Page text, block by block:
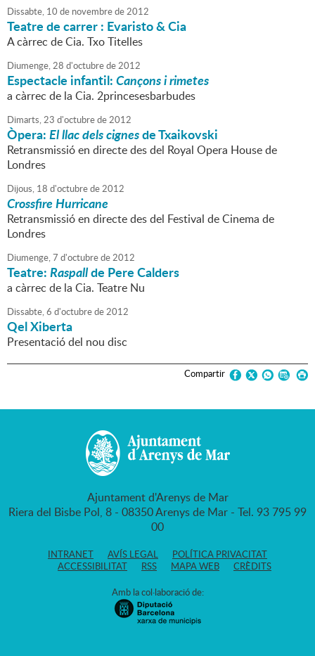
Dissabte, 10 de novembrede2012
Teatre de carrer : Evaristo & Cia
A càrrec de Cia. Txo Titelles
Diumenge,28 d'octubrede2012
Espectacle infantil:Cançons i rimetes
a càrrec de la Cia. 2princesesbarbudes
Dimarts,23 d'octubrede2012
Òpera:El llac dels cignesde Txaikovski
Retransmissió en directe des del Royal Opera House de
Londres
Dijous, 18 d'octubrede2012
Crossfire Hurricane
Retransmissió en directe des del Festival de Cinema de
Londres
Diumenge,7 d'octubrede2012
Teatre:Raspallde Pere Calders
a càrrec de la Cia. Teatre Nu
Dissabte,6 d'octubrede2012
Qel Xiberta
Presentació del nou disc
Compartir
Ajuntament d'Arenys de Mar
Riera del Bisbe Pol, 8 - 08350 Arenys de Mar - Tel. 93 795 99
00
INTRANET AVÍS LEGAL
POLÍTICA PRIVACITAT
ACCESSIBILITAT
RSS MAPA WEB CRÈDITS
Amb la col·laboració de: